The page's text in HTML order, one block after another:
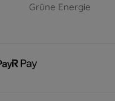
Grüne Energie